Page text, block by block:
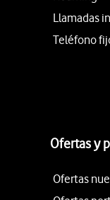
Llamadas
Teléfono
Ofertas y
Ofertas